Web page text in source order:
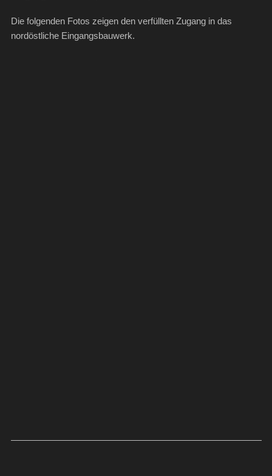
Die folgenden Fotos zeigen den verfüllten Zugang in das
nordöstliche Eingangsbauwerk.